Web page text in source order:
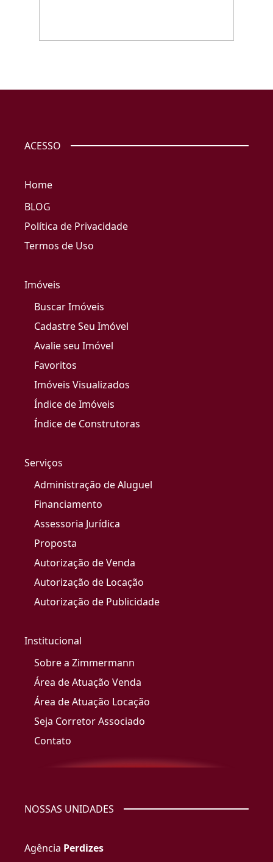
ACESSO
Home
BLOG
Política de Privacidade
Termos de Uso
Imóveis
Buscar Imóveis
Cadastre Seu Imóvel
Avalie seu Imóvel
Favoritos
Imóveis Visualizados
Índice de Imóveis
Índice de Construtoras
Serviços
Administração de Aluguel
Financiamento
Assessoria Jurídica
Proposta
Autorização de Venda
Autorização de Locação
Autorização de Publicidade
Institucional
Sobre a Zimmermann
Área de Atuação Venda
Área de Atuação Locação
Seja Corretor Associado
Contato
NOSSAS UNIDADES
Agência Perdizes